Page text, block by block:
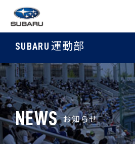
SUBARU 運動部
NEWS お知らせ